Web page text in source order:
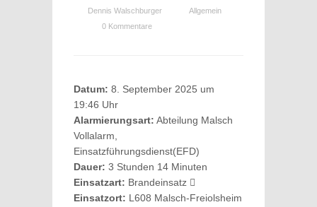
Dennis Walschburger
Allgemein
0 Kommentare
Datum: 8. September 2025 um
19:46 Uhr
Alarmierungsart: Abteilung Malsch
Vollalarm,
Einsatzführungsdienst(EFD)
Dauer: 3 Stunden 14 Minuten
Einsatzart: Brandeinsatz
Einsatzort: L608 Malsch-Freiolsheim